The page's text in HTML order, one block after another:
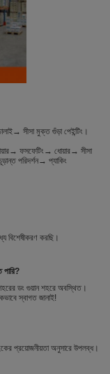
সীসা মুক্ত গুঁড়া পেইন্টিং।
ফসফেটিং→ ধোয়ার→ সীসা
পরিদর্শন→ প্যাকিং
বিশেষীকরণ করছি।
পারি?
শহরের ডং গুয়ান শহরে অবস্থিত।
স্বাগত জানাই!
প্রয়োজনীয়তা অনুসারে উপলব্ধ।